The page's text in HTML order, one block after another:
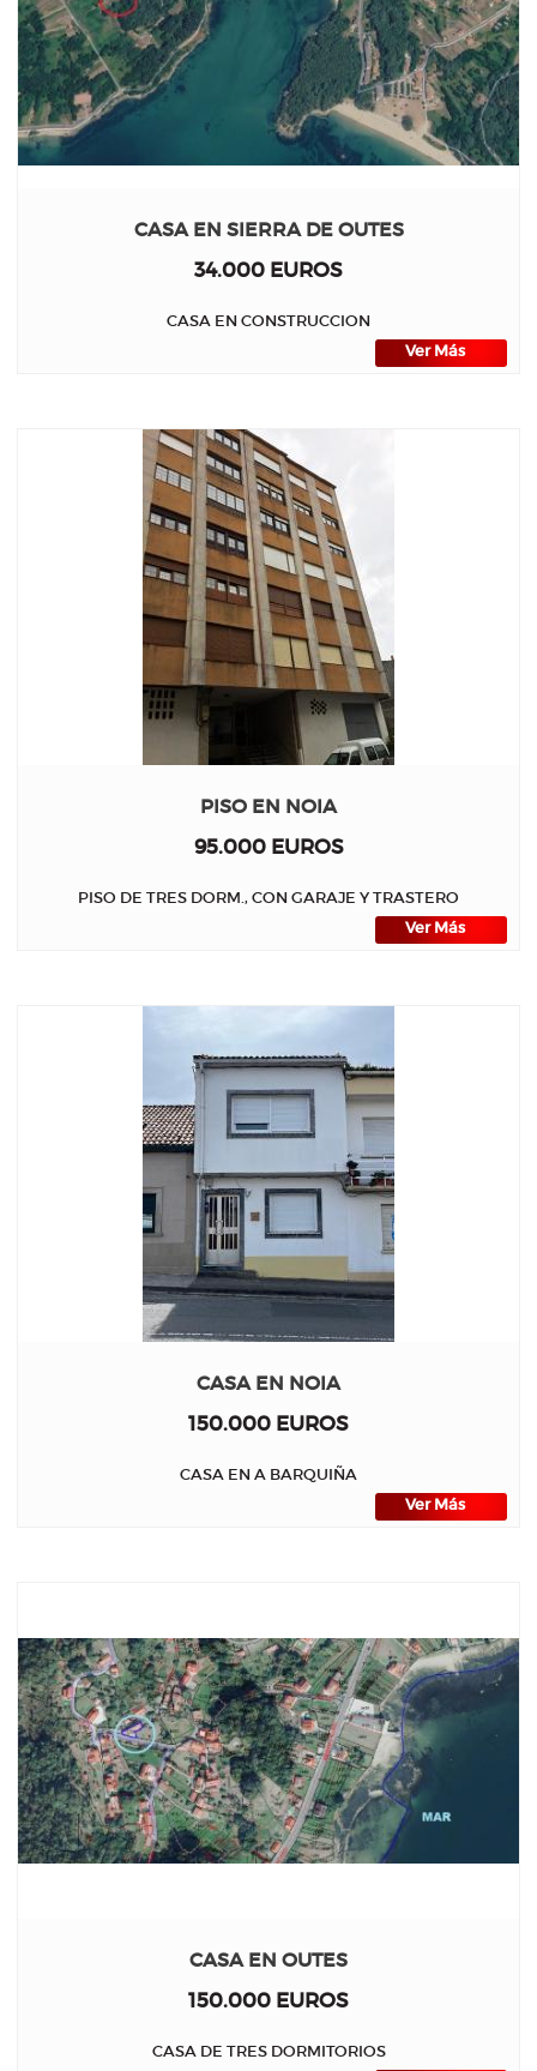
CASA EN SIERRA DE OUTES
34.000 EUROS
CASA EN CONSTRUCCION
Ver Más
PISO EN NOIA
95.000 EUROS
PISO DE TRES DORM., CON GARAJE Y TRASTERO
Ver Más
CASA EN NOIA
150.000 EUROS
CASA EN A BARQUIÑA
Ver Más
CASA EN OUTES
150.000 EUROS
CASA DE TRES DORMITORIOS